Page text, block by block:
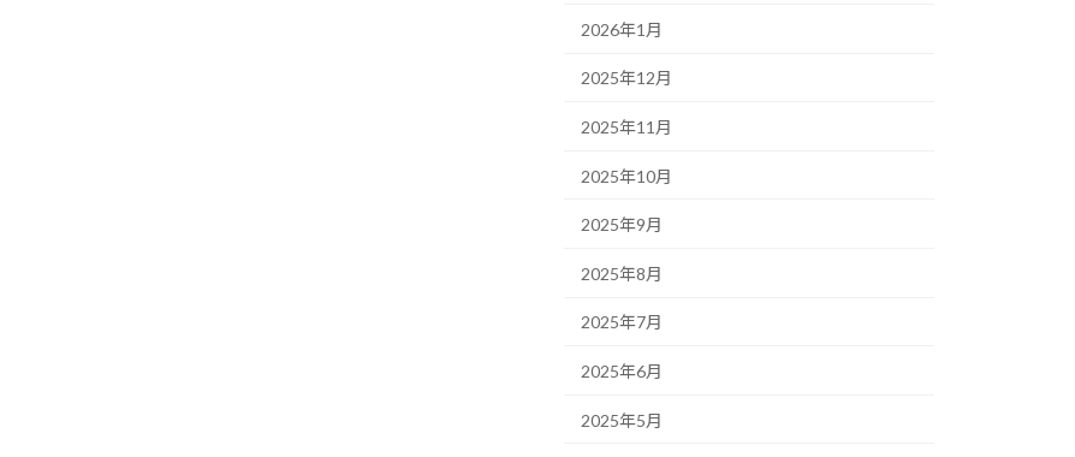
2026年1月
2025年12月
2025年11月
2025年10月
2025年9月
2025年8月
2025年7月
2025年6月
2025年5月